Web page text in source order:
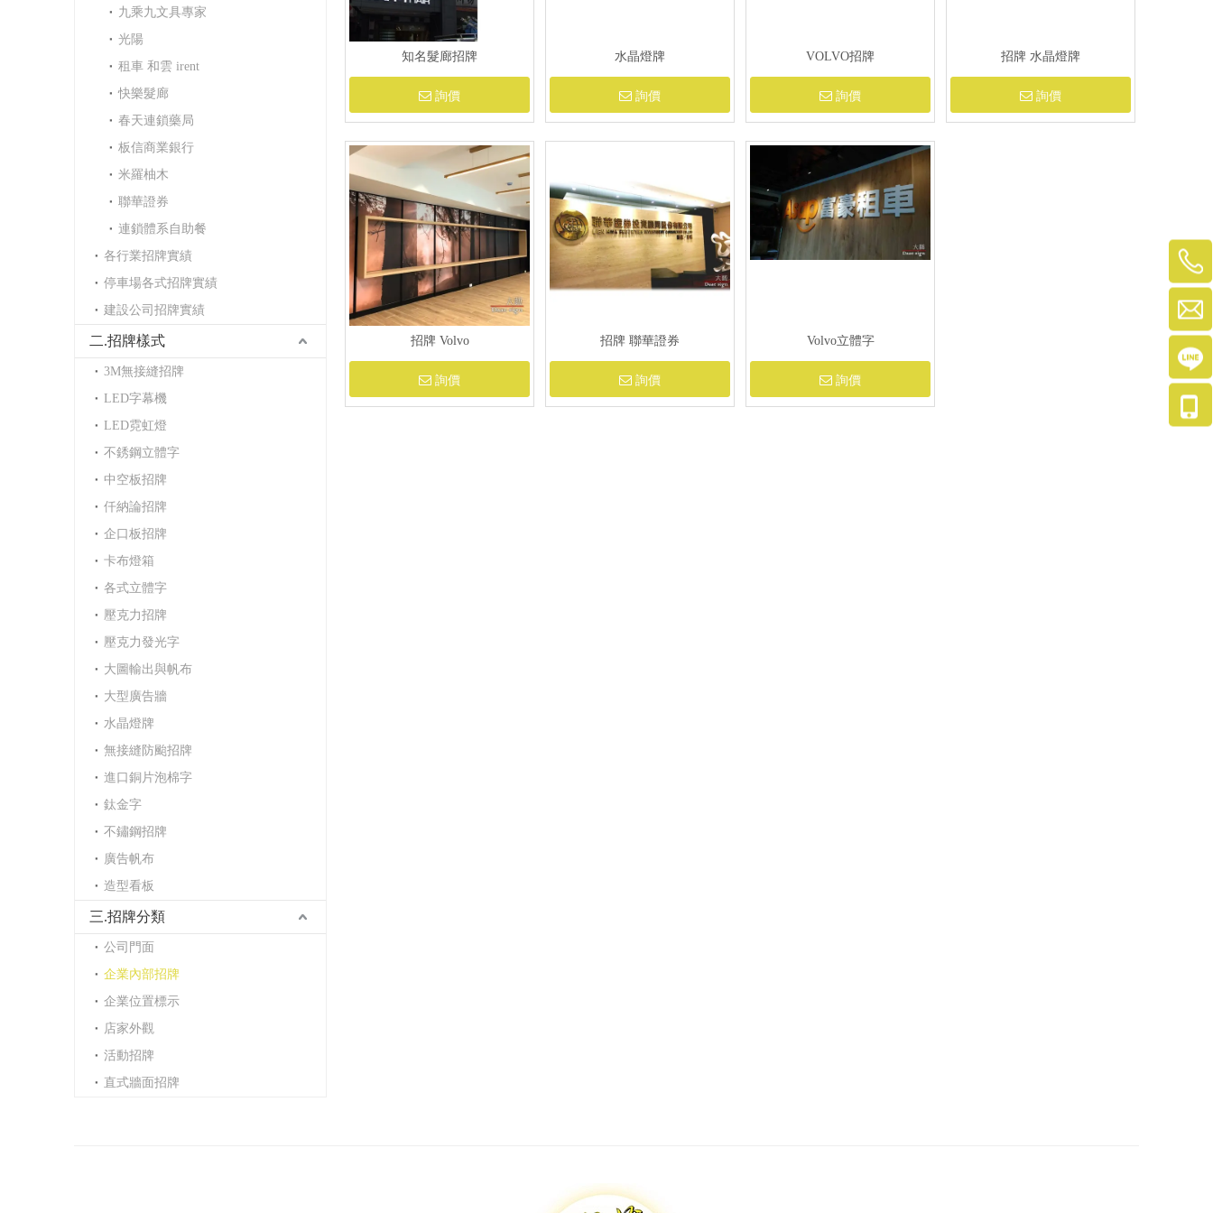
九乘九文具專家
光陽
租車 和雲 irent
快樂髮廊
春天連鎖藥局
板信商業銀行
米羅柚木
聯華證券
連鎖體系自助餐
各行業招牌實績
停車場各式招牌實績
建設公司招牌實績
二.招牌樣式
3M無接縫招牌
LED字幕機
LED霓虹燈
不銹鋼立體字
中空板招牌
仟納論招牌
企口板招牌
卡布燈箱
各式立體字
壓克力招牌
壓克力發光字
大圖輸出與帆布
大型廣告牆
水晶燈牌
無接縫防颱招牌
進口銅片泡棉字
鈦金字
不鏽鋼招牌
廣告帆布
造型看板
三.招牌分類
公司門面
企業內部招牌
企業位置標示
店家外觀
活動招牌
直式牆面招牌
知名髮廊招牌
詢價
水晶燈牌
詢價
VOLVO招牌
詢價
招牌 水晶燈牌
詢價
招牌 Volvo
詢價
招牌 聯華證券
詢價
Volvo立體字
詢價